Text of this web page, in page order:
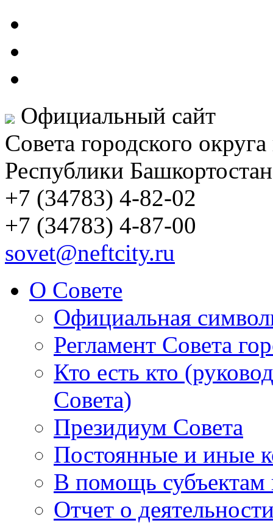
Официальный сайт
Совета городского
Республики Башкортостан
+7 (34783) 4-82-02
+7 (34783) 4-87-00
sovet@neftcity.ru
О Совете
Официальная
Регламент Совета
Кто есть кто
Совета)
Президиум Совета
Постоянные и иные
В помощь субъектам
Отчет о